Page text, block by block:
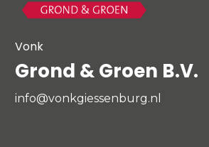
Vonk
Grond & Groen B.V.
info@vonkgiessenburg.nl